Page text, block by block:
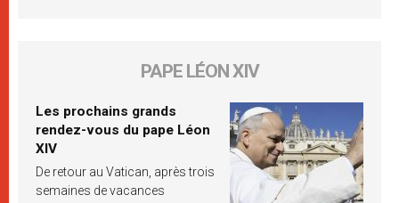
PAPE LÉON XIV
Les prochains grands
rendez-vous du pape Léon
XIV
De retour au Vatican, après trois
semaines de vacances